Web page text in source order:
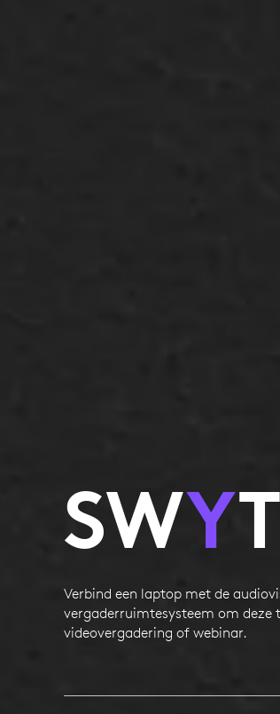
SWY
Verbind een laptop met de
vergaderruimtesysteem om deze
videovergadering of webinar.